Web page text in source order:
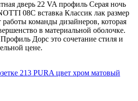
дверь 22 VA профиль Серая ночь
08C вставка Классик лак размер
работы команды дизайнеров, которая
в материальной оболочке.
Дорс это сочетание стиля и
цене.